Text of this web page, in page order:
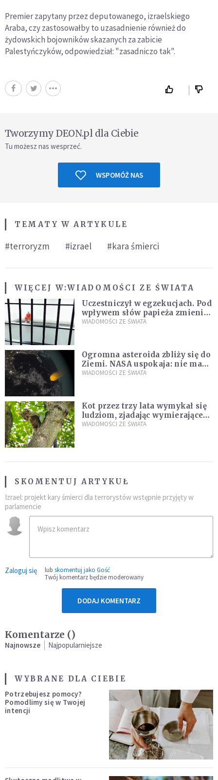
Premier zapytany przez deputowanego, izraelskiego
Araba, czy zastosowałby to uzasadnienie również do
żydowskich bojowników skazanych za zabicie
Palestyńczyków, odpowiedział: "zasadniczo tak".
Tworzymy DEON.pl dla Ciebie
Tu możesz nas wesprzeć.
WSPOMÓŻ NAS
TEMATY W ARTYKULE
#terroryzm #izrael #kara śmierci
WIĘCEJ W:WIADOMOŚCI ZE ŚWIATA
Uczestniczył w egzekucjach. Pod
wpływem słów papieża zmienił
zdanie
WIADOMOŚCI ZE ŚWIATA
Ogromna asteroida zbliży się do
Ziemi. NASA uspokaja: nie ma
zagrożenia
WIADOMOŚCI ZE ŚWIATA
Kot przez trzy lata wymykał się
ludziom, zjadając wymierające
kaczki. W końcu popełnił
WIADOMOŚCI ZE ŚWIATA
SKOMENTUJ ARTYKUŁ
Izrael: projekt kary śmierci dla terrorystów wstępnie przyjęty w
parlamencie
Zaloguj się lub skomentuj jako Gość
Twój komentarz będzie moderowany
DODAJ KOMENTARZ
Komentarze ()
Najnowsze Najpopularniejsze
WYBRANE DLA CIEBIE
Potrzebujesz pomocy?
Pomodlimy się w Twojej
intencji